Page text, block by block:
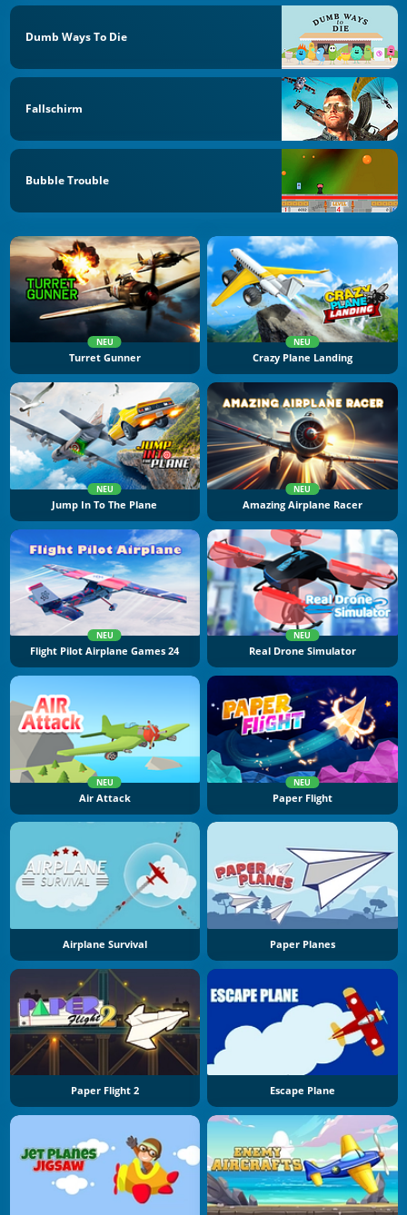
Dumb Ways To Die
Fallschirm
Bubble Trouble
NEU
Turret Gunner
NEU
Crazy Plane Landing
NEU
Jump In To The Plane
NEU
Amazing Airplane Racer
NEU
Flight Pilot Airplane Games 24
NEU
Real Drone Simulator
NEU
Air Attack
NEU
Paper Flight
Airplane Survival Paper Planes
Paper Flight 2 Escape Plane